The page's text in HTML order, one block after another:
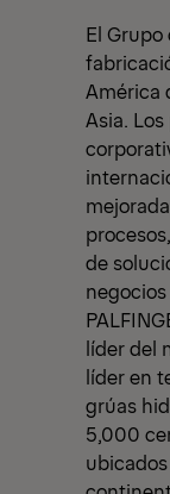
El
América
Asia.
de
líder del
líder en
grúas
5,000